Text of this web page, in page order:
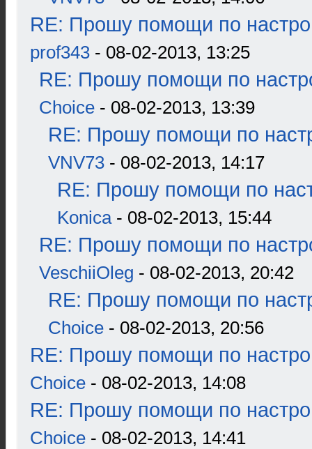
RE: Прошу помощи по
prof343 - 08-02-2013, 13:25
RE: Прошу помощи по
Choice - 08-02-2013, 13:39
RE: Прошу помощи по
VNV73 - 08-02-2013, 14:17
RE: Прошу помощи по
Konica- 08-02-2013, 15:44
RE: Прошу помощи по
VeschiiOleg - 08-02-2013, 20:42
RE: Прошу помощи по
Choice - 08-02-2013, 20:56
RE: Прошу помощи по
Choice - 08-02-2013, 14:08
RE: Прошу помощи по
Choice - 08-02-2013, 14:41